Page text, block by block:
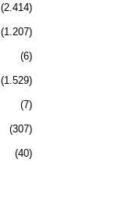
2.414
1.207
6
1.529
7
307
40